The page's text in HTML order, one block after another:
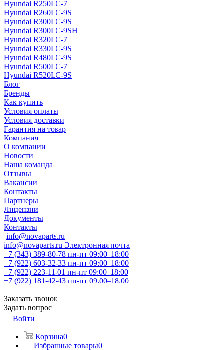
Hyundai R250LC-7
Hyundai R260LC-9S
Hyundai R300LC-9S
Hyundai R300LC-9SH
Hyundai R320LC-7
Hyundai R330LC-9S
Hyundai R480LC-9S
Hyundai R500LC-7
Hyundai R520LC-9S
Блог
Бренды
Как купить
Условия оплаты
Условия доставки
Гарантия на товар
Компания
О компании
Новости
Наша команда
Отзывы
Вакансии
Контакты
Партнеры
Лицензии
Документы
Контакты
info@novaparts.ru
info@novaparts.ru Электронная почта
+7 (343) 389-80-78 пн-пт 09:00–18:00
+7 (922) 603-32-33 пн-пт 09:00–18:00
+7 (922) 223-11-01 пн-пт 09:00–18:00
+7 (922) 181-42-43 пн-пт 09:00–18:00
Заказать звонок
Задать вопрос
Войти
Корзина0
Избранные товары0